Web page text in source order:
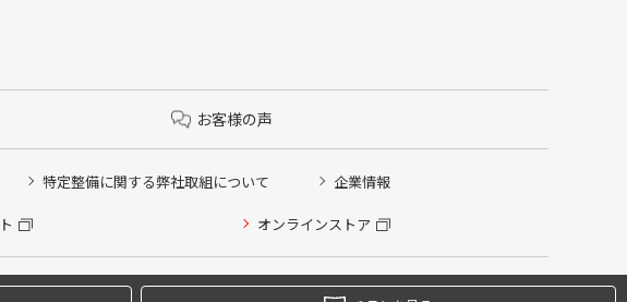
お客様の声
特定整備に関する弊社取組について 企業情報
オンラインストア
Reserved.